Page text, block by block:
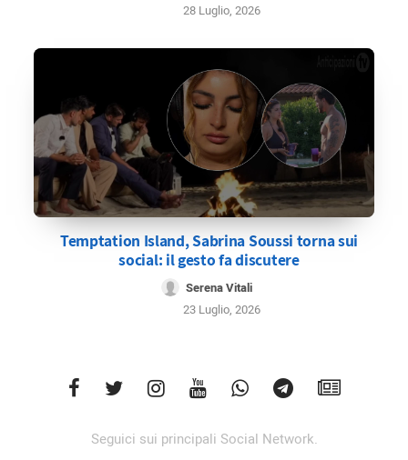
28 Luglio, 2026
Temptation Island, Sabrina Soussi torna sui
social: il gesto fa discutere
Serena Vitali
23 Luglio, 2026
Seguici sui principali Social Network.